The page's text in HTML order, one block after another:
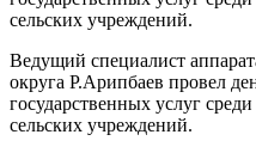
Ведущий специалист
округа Р.Арипбаев провел
государственных услуг
сельских учреждений.